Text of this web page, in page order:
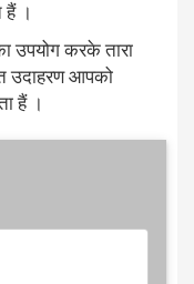
हैं ।
उपयोग करके तारा
उदाहरण आपको
हैं ।